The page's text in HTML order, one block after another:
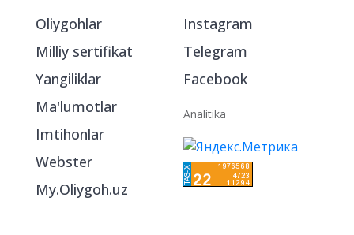
Oliygohlar
Milliy sertifikat
Yangiliklar
Ma'lumotlar
Imtihonlar
Webster
My.Oliygoh.uz
Instagram
Telegram
Facebook
Analitika